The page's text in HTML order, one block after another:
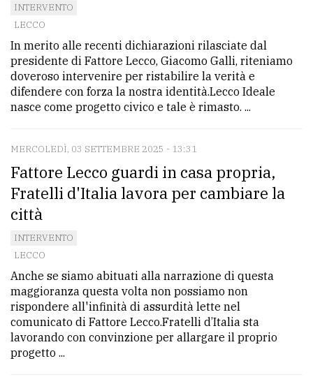
INTERVENTO
LECCO
In merito alle recenti dichiarazioni rilasciate dal
presidente di Fattore Lecco, Giacomo Galli, riteniamo
doveroso intervenire per ristabilire la verità e
difendere con forza la nostra identità.Lecco Ideale
nasce come progetto civico e tale è rimasto. ...
MERCOLEDÌ, 03 SETTEMBRE 2025 - 13:31
Fattore Lecco guardi in casa propria,
Fratelli d'Italia lavora per cambiare la
città
INTERVENTO
LECCO
Anche se siamo abituati alla narrazione di questa
maggioranza questa volta non possiamo non
rispondere all'infinità di assurdità lette nel
comunicato di Fattore Lecco.Fratelli d’Italia sta
lavorando con convinzione per allargare il proprio
progetto ...